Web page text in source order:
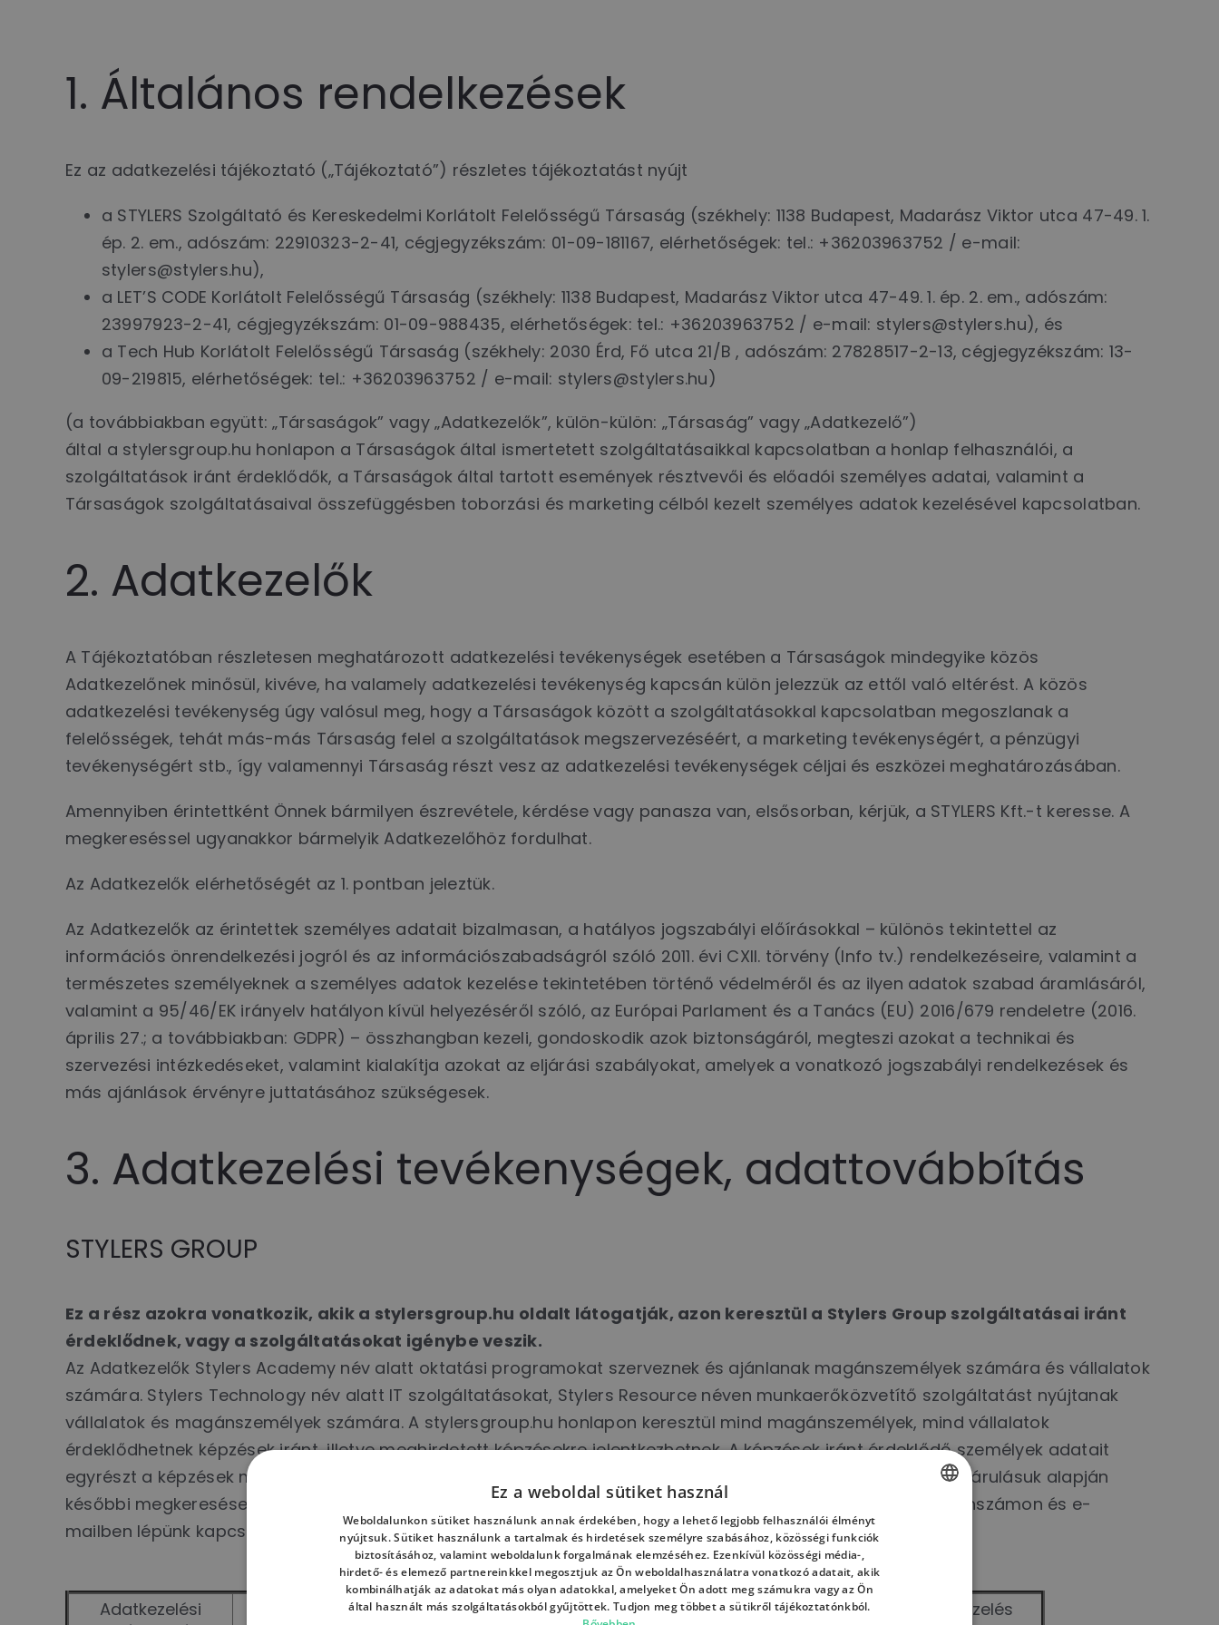
1. Általános rendelkezések
Ez az adatkezelési tájékoztató („Tájékoztató”) részletes tájékoztatást nyújt
a STYLERS Szolgáltató és Kereskedelmi Korlátolt Felelősségű Társaság (székhely: 1138 Budapest, Madarász Viktor utca 47-49. 1.
ép. 2. em., adószám: 22910323-2-41, cégjegyzékszám: 01-09-181167, elérhetőségek: tel.: +36203963752 / e-mail:
stylers@stylers.hu),
a LET’S CODE Korlátolt Felelősségű Társaság (székhely: 1138 Budapest, Madarász Viktor utca 47-49. 1. ép. 2. em., adószám:
23997923-2-41, cégjegyzékszám: 01-09-988435, elérhetőségek: tel.: +36203963752 / e-mail: stylers@stylers.hu), és
a Tech Hub Korlátolt Felelősségű Társaság (székhely: 2030 Érd, Fő utca 21/B , adószám: 27828517-2-13, cégjegyzékszám: 13-
09-219815, elérhetőségek: tel.: +36203963752 / e-mail: stylers@stylers.hu)
(a továbbiakban együtt: „Társaságok” vagy „Adatkezelők”, külön-külön: „Társaság” vagy „Adatkezelő”)
által a stylersgroup.hu honlapon a Társaságok által ismertetett szolgáltatásaikkal kapcsolatban a honlap felhasználói, a
szolgáltatások iránt érdeklődők, a Társaságok által tartott események résztvevői és előadói személyes adatai, valamint a
Társaságok szolgáltatásaival összefüggésben toborzási és marketing célból kezelt személyes adatok kezelésével kapcsolatban.
2. Adatkezelők
A Tájékoztatóban részletesen meghatározott adatkezelési tevékenységek esetében a Társaságok mindegyike közös
Adatkezelőnek minősül, kivéve, ha valamely adatkezelési tevékenység kapcsán külön jelezzük az ettől való eltérést. A közös
adatkezelési tevékenység úgy valósul meg, hogy a Társaságok között a szolgáltatásokkal kapcsolatban megoszlanak a
felelősségek, tehát más-más Társaság felel a szolgáltatások megszervezéséért, a marketing tevékenységért, a pénzügyi
tevékenységért stb., így valamennyi Társaság részt vesz az adatkezelési tevékenységek céljai és eszközei meghatározásában.
Amennyiben érintettként Önnek bármilyen észrevétele, kérdése vagy panasza van, elsősorban, kérjük, a STYLERS Kft.-t keresse. A
megkereséssel ugyanakkor bármelyik Adatkezelőhöz fordulhat.
Az Adatkezelők elérhetőségét az 1. pontban jeleztük.
Az Adatkezelők az érintettek személyes adatait bizalmasan, a hatályos jogszabályi előírásokkal – különös tekintettel az
információs önrendelkezési jogról és az információszabadságról szóló 2011. évi CXII. törvény (Info tv.) rendelkezéseire, valamint a
természetes személyeknek a személyes adatok kezelése tekintetében történő védelméről és az ilyen adatok szabad áramlásáról,
valamint a 95/46/EK irányelv hatályon kívül helyezéséről szóló, az Európai Parlament és a Tanács (EU) 2016/679 rendeletre (2016.
április 27.; a továbbiakban: GDPR) – összhangban kezeli, gondoskodik azok biztonságáról, megteszi azokat a technikai és
szervezési intézkedéseket, valamint kialakítja azokat az eljárási szabályokat, amelyek a vonatkozó jogszabályi rendelkezések és
más ajánlások érvényre juttatásához szükségesek.
3. Adatkezelési tevékenységek, adattovábbítás
STYLERS GROUP
Ez a rész azokra vonatkozik, akik a stylersgroup.hu oldalt látogatják, azon keresztül a Stylers Group szolgáltatásai iránt
érdeklődnek, vagy a szolgáltatásokat igénybe veszik.
Az Adatkezelők Stylers Academy név alatt oktatási programokat szerveznek és ajánlanak magánszemélyek számára és vállalatok
számára. Stylers Technology név alatt IT szolgáltatásokat, Stylers Resource néven munkaerőközvetítő szolgáltatást nyújtanak
vállalatok és magánszemélyek számára. A stylersgroup.hu honlapon keresztül mind magánszemélyek, mind vállalatok
érdeklődhetnek képzések iránt, illetve meghirdetett képzésekre jelentkezhetnek. A képzések iránt érdeklődő személyek adatait
egyrészt a képzések megszervezése és az azokra való jelentkezés érdekében kezeljük, másrészt külön hozzájárulásuk alapján
későbbi megkeresések érdekében a személyek elérhetőségeit rögzítjük. Az érdeklődők által megadott telefonszámon és e-
mailben lépünk kapcsolatba az érdeklődőkkel, jelentkezőkkel.
Adatkezelési
Adatkezelés
Kezelt adatok
Adatkezelés
Ez a weboldal sütiket használ
Weboldalunkon sütiket használunk annak érdekében, hogy a lehető legjobb felhasználói élményt
nyújtsuk. Sütiket használunk a tartalmak és hirdetések személyre szabásához, közösségi funkciók
biztosításához, valamint weboldalunk forgalmának elemzéséhez. Ezenkívül közösségi média-,
hirdető- és elemező partnereinkkel megosztjuk az Ön weboldalhasználatra vonatkozó adatait, akik
kombinálhatják az adatokat más olyan adatokkal, amelyeket Ön adott meg számukra vagy az Ön
által használt más szolgáltatásokból gyűjtöttek. Tudjon meg többet a sütikről tájékoztatónkból.